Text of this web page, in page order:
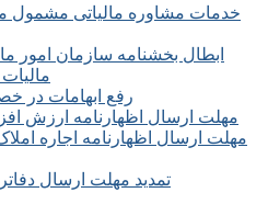
خدمات مشاوره مالیاتی مشمول
ابطال بخشنامه سازمان امور
رفع ابهامات در
مهلت ارسال اظهارنامه ارزش افزوده بهار
تمدید مهلت ارسال دفاتر